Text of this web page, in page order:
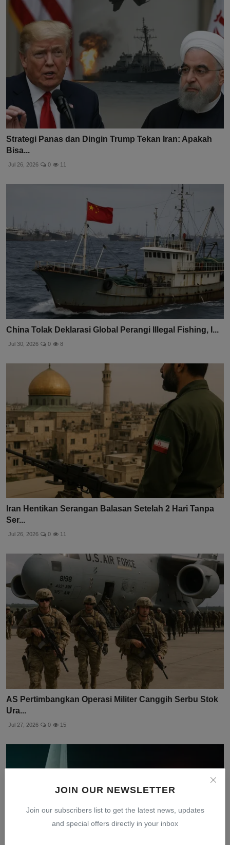
JOIN OUR NEWSLETTER
Join our subscribers list to get the latest news, updates
and special offers directly in your inbox
Strategi Panas dan Dingin Trump Tekan Iran: Apakah
Bisa...
Jul 26, 2026 0 11
China Tolak Deklarasi Global Perangi Illegal Fishing, I...
Jul 30, 2026 0 8
Iran Hentikan Serangan Balasan Setelah 2 Hari Tanpa
Ser...
Jul 26, 2026 0 11
AS Pertimbangkan Operasi Militer Canggih Serbu Stok
Ura...
Jul 27, 2026 0 15